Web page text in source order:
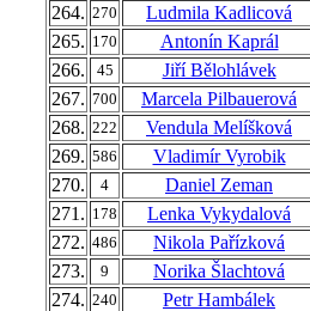
264. 270
Ludmila Kadlicová
265. 170
Antonín Kaprál
266.
45
Jiří Bělohlávek
267. 700
Marcela Pilbauerová
268. 222
Vendula Melíšková
269. 586
Vladimír Vyrobik
270.
4
Daniel Zeman
271. 178
Lenka Vykydalová
272. 486
Nikola Pařízková
273.
9
Norika Šlachtová
274. 240
Petr Hambálek